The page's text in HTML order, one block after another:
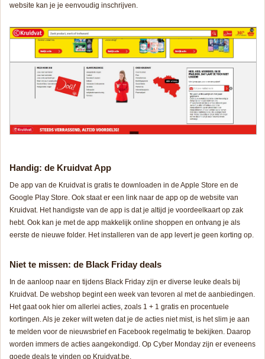
website kan je je eenvoudig inschrijven.
Handig: de Kruidvat App
De app van de Kruidvat is gratis te downloaden in de Apple Store en de
Google Play Store. Ook staat er een link naar de app op de website van
Kruidvat. Het handigste van de app is dat je altijd je voordeelkaart op zak
hebt. Ook kan je met de app makkelijk online shoppen en ontvang je als
eerste de nieuwe folder. Het installeren van de app levert je geen korting op.
Niet te missen: de Black Friday deals
In de aanloop naar en tijdens Black Friday zijn er diverse leuke deals bij
Kruidvat. De webshop begint een week van tevoren al met de aanbiedingen.
Het gaat ook hier om allerlei acties, zoals 1 + 1 gratis en procentuele
kortingen. Als je zeker wilt weten dat je de acties niet mist, is het slim je aan
te melden voor de nieuwsbrief en Facebook regelmatig te bekijken. Daarop
worden immers de acties aangekondigd. Op Cyber Monday zijn er eveneens
goede deals te vinden op Kruidvat.be.